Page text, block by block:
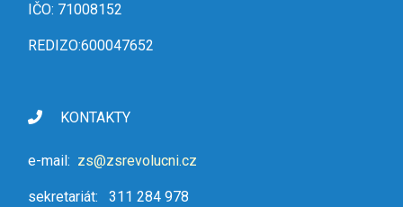
IČO: 71008152
REDIZO:600047652
KONTAKTY
e-mail: zs@zsrevolucni.cz
sekretariát: 311 284 978